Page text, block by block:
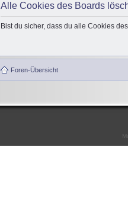
Alle Cookies des Boards
Bist du sicher, dass du alle Cookies
Foren-Übersicht